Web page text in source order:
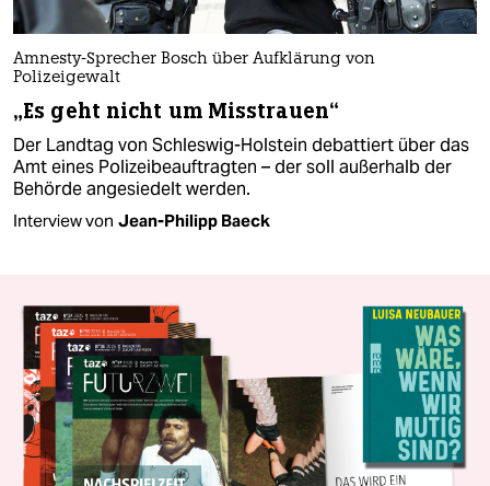
Amnesty-Sprecher Bosch über Aufklärung von
Polizeigewalt
„Es geht nicht um Misstrauen“
Der Landtag von Schleswig-Holstein debattiert über das
Amt eines Polizeibeauftragten – der soll außerhalb der
Behörde angesiedelt werden.
Interview von Jean-Philipp Baeck